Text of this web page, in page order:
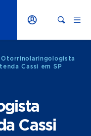
Otorrinolaringologista
Cassi em SP
Cassi